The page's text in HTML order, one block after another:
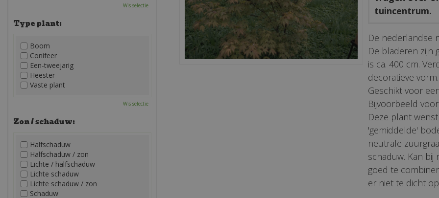
tuincentrum.
De nederlandse
De bladeren zijn
is ca. 400 cm.
decoratieve
Geschikt voor
Bijvoorbeeld
Deze plant
'gemiddelde'
neutrale
schaduw. Kan
goed te
er niet te dicht
Wis selectie
Type plant:
Boom
Conifeer
Een-tweejarig
Heester
Vaste plant
Wis selectie
Zon / schaduw:
Halfschaduw
Halfschaduw / zon
Lichte / halfschaduw
Lichte schaduw
Lichte schaduw / zon
Schaduw